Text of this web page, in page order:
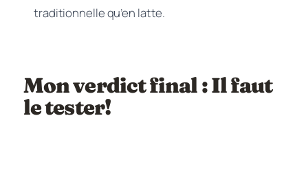
traditionnelle qu’en latte.
Mon verdict final : Il faut
le tester!